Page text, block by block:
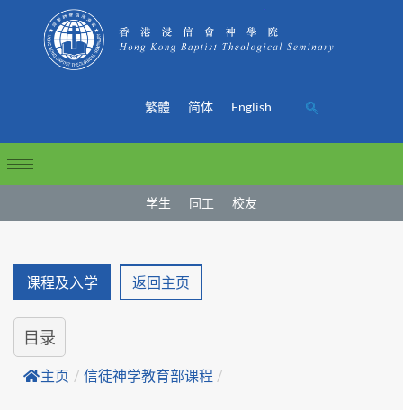
繁體 简体 English
学生 同工 校友
课程及入学 返回主页
目录
主页 / 信徒神学教育部课程 /